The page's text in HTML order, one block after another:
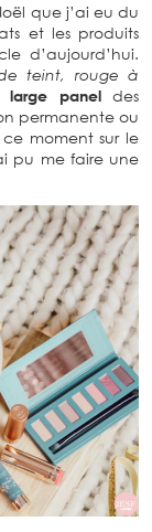
que j’ai eu du
et les produits
d’aujourd’hui.
teint, rouge à
large paneldes
permanente ou
moment sur le
pu me faire une